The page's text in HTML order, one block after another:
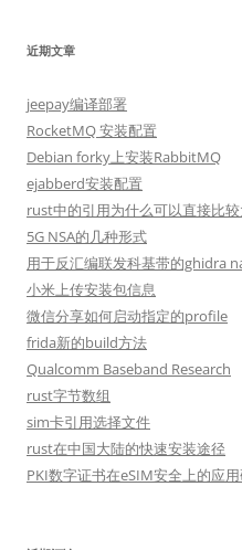
近期文章
jeepay编译部署
RocketMQ 安装配置
Debian forky上安装RabbitMQ
ejabberd安装配置
rust中的引用为什么可以直接比
5G NSA的几种形式
用于反汇编联发科基带的ghidra
小米上传安装包信息
微信分享如何启动指定的profile
frida新的build方法
Qualcomm Baseband Research
rust字节数组
sim卡引用选择文件
rust在中国大陆的快速安装途径
PKI数字证书在eSIM安全上的应